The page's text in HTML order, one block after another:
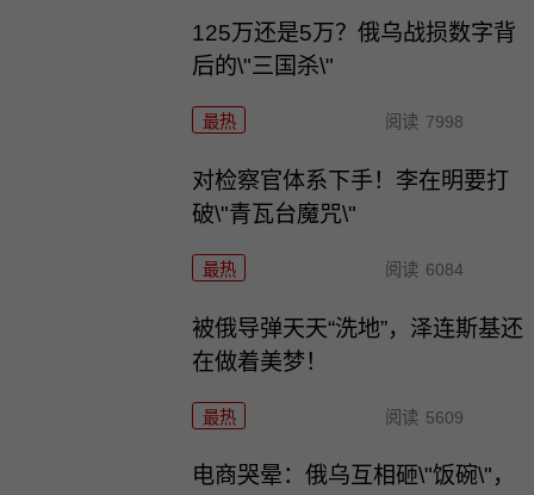
125万还是5万？俄乌战损数字背
后的\"三国杀\"
最热 阅读 7998
对检察官体系下手！李在明要打
破\"青瓦台魔咒\"
最热 阅读 6084
被俄导弹天天“洗地”，泽连斯基还
在做着美梦！
最热 阅读 5609
电商哭晕：俄乌互相砸\"饭碗\"，